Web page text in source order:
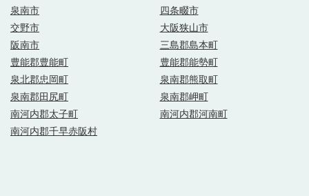
泉南市
四条畷市
交野市
大阪狭山市
阪南市
三島郡島本町
豊能郡豊能町
豊能郡能勢町
泉北郡忠岡町
泉南郡熊取町
泉南郡田尻町
泉南郡岬町
南河内郡太子町
南河内郡河南町
南河内郡千早赤阪村